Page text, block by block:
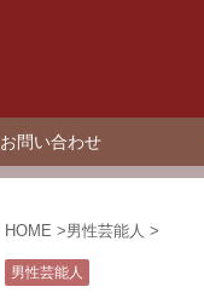
お問い合わせ
HOME >男性芸能人 >
男性芸能人